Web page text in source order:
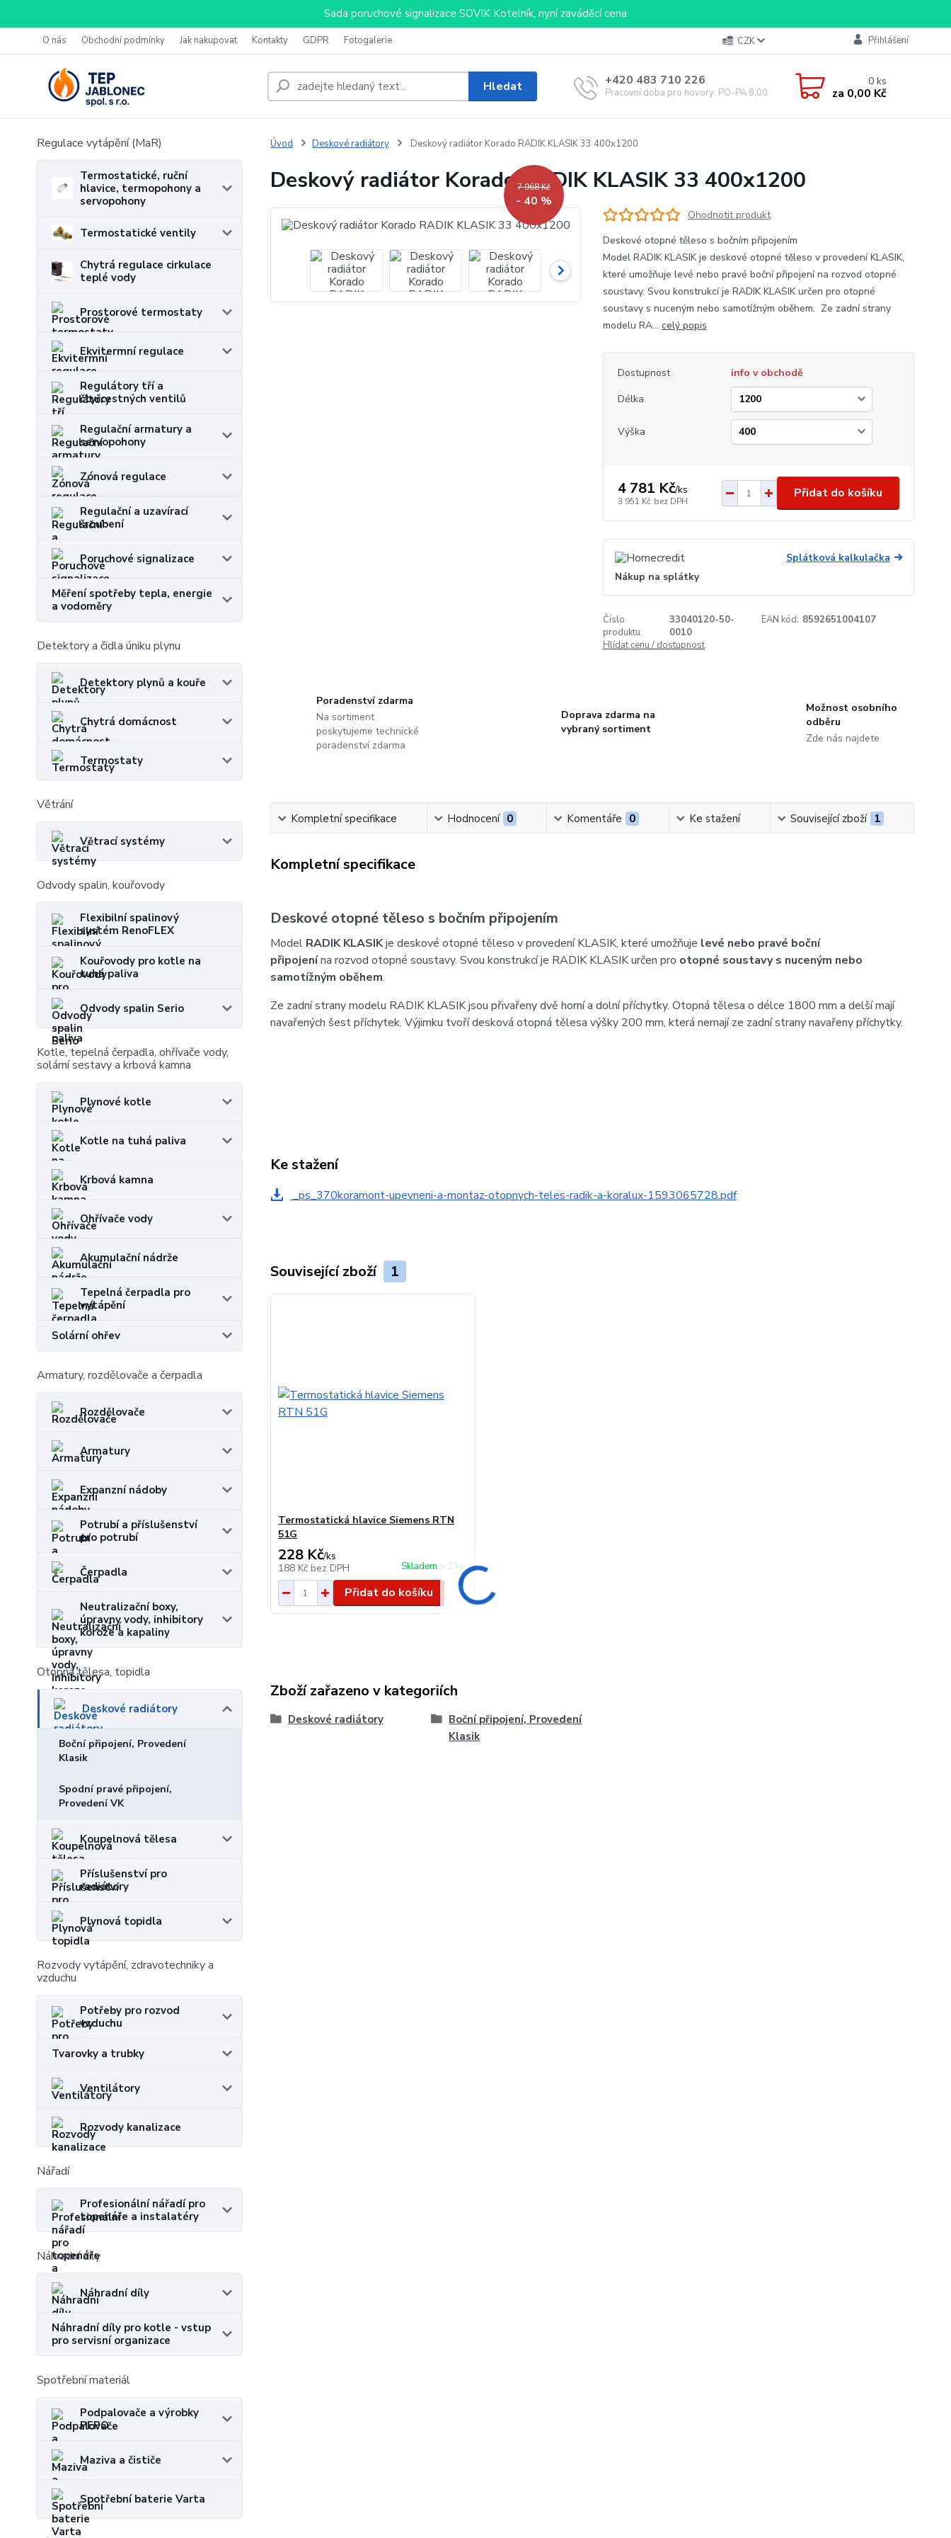
Sada poruchové signalizace SOVIK Kotelník, nyní zaváděcí cena
O nás Obchodní podmínky Jak nakupovat Kontakty GDPR Fotogalerie CZK Přihlášení
Hledat +420 483 710 226
Pracovní doba pro hovory: PO-PA 8,00-16,00
0ks
za 0,00 Kč
Regulace vytápění (MaR)
Termostatické, ruční
hlavice, termopohony a
servopohony
Termostatické ventily
Chytrá regulace cirkulace
teplé vody
Prostorové termostaty
Ekvitermní regulace
Regulátory tří a
čtyřcestných ventilů
Regulační armatury a
servopohony
Zónová regulace
Regulační a uzavírací
šroubení
Poruchové signalizace
Měření spotřeby tepla, energie
a vodoměry
Detektory a čidla úniku plynu
Detektory plynů a kouře
Chytrá domácnost
Termostaty
Větrání
Větrací systémy
Odvody spalin, kouřovody
Flexibilní spalinový
systém RenoFLEX
Kouřovody pro kotle na
tuhá paliva
Odvody spalin Serio
Kotle, tepelná čerpadla, ohřívače vody,
solární sestavy a krbová kamna
Plynové kotle
Kotle na tuhá paliva
Krbová kamna
Ohřívače vody
Akumulační nádrže
Tepelná čerpadla pro
vytápění
Solární ohřev
Armatury, rozdělovače a čerpadla
Rozdělovače
Armatury
Expanzní nádoby
Potrubí a příslušenství
pro potrubí
Čerpadla
Neutralizační boxy,
úpravny vody, inhibitory
koroze a kapaliny
Otopná tělesa, topidla
Deskové radiátory
Boční připojení, Provedení
Klasik
Spodní pravé připojení,
Provedení VK
Koupelnová tělesa
Příslušenství pro
radiátory
Plynová topidla
Rozvody vytápění, zdravotechniky a
vzduchu
Potřeby pro rozvod
vzduchu
Tvarovky a trubky
Ventilátory
Rozvody kanalizace
Nářadí
Profesionální nářadí pro
topenáře a instalatéry
Náhradní díly
Náhradní díly
Náhradní díly pro kotle - vstup
pro servisní organizace
Spotřební materiál
Podpalovače a výrobky
PEPO
Maziva a čističe
Spotřební baterie Varta
Úvod Deskové radiátory Deskový radiátor Korado RADIK KLASIK 33 400x1200
Deskový radiátor Korado RADIK KLASIK 33 400x1200
7 968 Kč
- 40 %
Ohodnotit produkt
Deskové otopné těleso s bočním připojením
Model RADIK KLASIK je deskové otopné těleso v provedení KLASIK,
které umožňuje levé nebo pravé boční připojení na rozvod otopné
soustavy. Svou konstrukcí je RADIK KLASIK určen pro otopné
soustavy s nuceným nebo samotížným oběhem. Ze zadní strany
modelu RA... celý popis
Dostupnost
info v obchodě
Délka
Výška
4 781 Kč/ks
3 951 Kč bez DPH
Přidat do košíku
Splátková kalkulačka
Nákup na splátky
Číslo
produktu:
33040120-50-
0010
EAN kód: 8592651004107
Hlídat cenu / dostupnost
Poradenství zdarma
Na sortiment
poskytujeme technické
poradenství zdarma
Doprava zdarma na
vybraný sortiment
Možnost osobního
odběru
Zde nás najdete
Kompletní specifikace Hodnocení 0 Komentáře 0 Ke stažení Související zboží 1
Kompletní specifikace
Deskové otopné těleso s bočním připojením
Model RADIK KLASIKje deskové otopné těleso v provedení KLASIK, které umožňuje levé nebo pravé boční
připojenína rozvod otopné soustavy. Svou konstrukcí je RADIK KLASIK určen pro otopné soustavy s nuceným nebo
samotížným oběhem.
Ze zadní strany modelu RADIK KLASIK jsou přivařeny dvě horní a dolní příchytky. Otopná tělesa o délce 1800 mm a delší mají
navařených šest příchytek. Výjimku tvoří desková otopná tělesa výšky 200 mm, která nemají ze zadní strany navařeny příchytky.
Ke stažení
_ps_370koramont-upevneni-a-montaz-otopnych-teles-radik-a-koralux-1593065728.pdf
Související zboží 1
Termostatická hlavice Siemens RTN
51G
228 Kč/ks
188 Kč bez DPH Skladem > 2 ks
Přidat do košíku
Zboží zařazeno v kategoriích
Deskové radiátory
Boční připojení, Provedení
Klasik